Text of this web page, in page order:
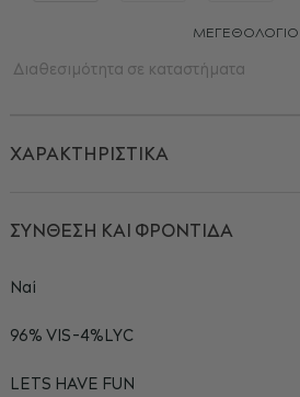
ΜΕΓΕΘΟΛΌΓΙΟ
Διαθεσιμότητα σε καταστήματα
ΧΑΡΑΚΤΗΡΙΣΤΙΚΑ
ΣΥΝΘΕΣΗ ΚΑΙ ΦΡΟΝΤΙΔΑ
Ναί
96% VIS-4%LYC
LETS HAVE FUN